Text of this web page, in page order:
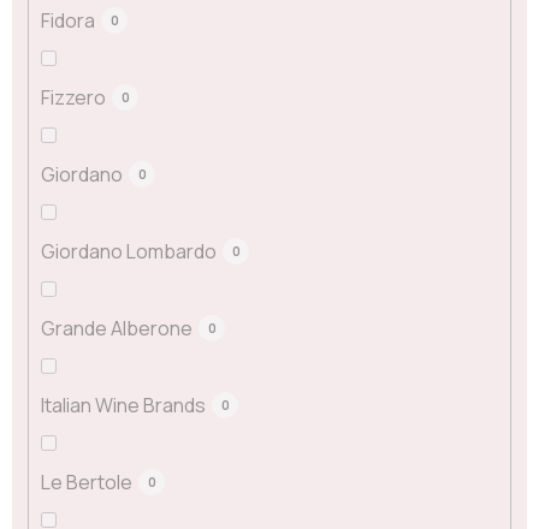
Fidora 0
Fizzero 0
Giordano 0
Giordano Lombardo 0
Grande Alberone 0
Italian Wine Brands 0
Le Bertole 0